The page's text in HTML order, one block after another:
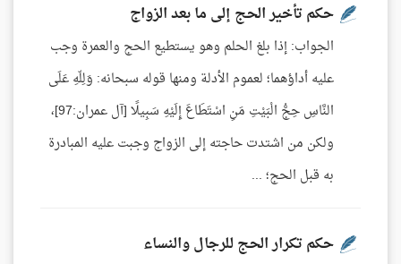
حكم تأخير الحج إلى ما بعد الزواج
الجواب: إذا بلغ الحلم وهو يستطيع الحج والعمرة وجب
عليه أداؤهما؛ لعموم الأدلة ومنها قوله سبحانه: وَلِلّهِ عَلَى
النَّاسِ حِجُّ الْبَيْتِ مَنِ اسْتَطَاعَ إِلَيْهِ سَبِيلًا [آل عمران:97]،
ولكن من اشتدت حاجته إلى الزواج وجبت عليه المبادرة
به قبل الحج؛ ...
حكم تكرار الحج للرجال والنساء